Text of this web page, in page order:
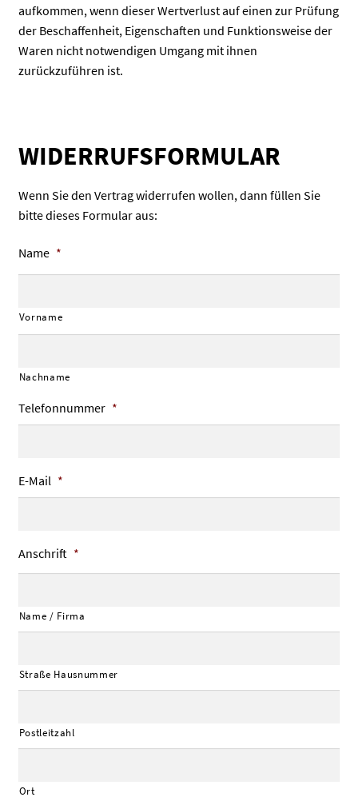
aufkommen, wenn dieser Wertverlust auf einen zur Prüfung
der Beschaffenheit, Eigenschaften und Funktionsweise der
Waren nicht notwendigen Umgang mit ihnen
zurückzuführen ist.
WIDERRUFSFORMULAR
Wenn Sie den Vertrag widerrufen wollen, dann füllen Sie
bitte dieses Formular aus:
Name *
Vorname
Nachname
Telefonnummer *
E-Mail *
Anschrift *
Name / Firma
Straße Hausnummer
Postleitzahl
Ort